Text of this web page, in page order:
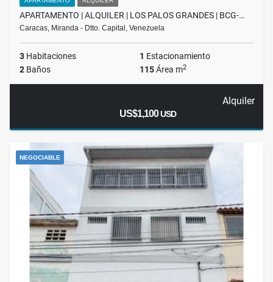
APARTAMENTO | ALQUILER | LOS PALOS GRANDES | BCG-…
Caracas, Miranda - Dtto. Capital, Venezuela
3 Habitaciones 1 Estacionamiento
2 Baños 115Área m2
Alquiler
US$1,100USD
NEGOCIABLE